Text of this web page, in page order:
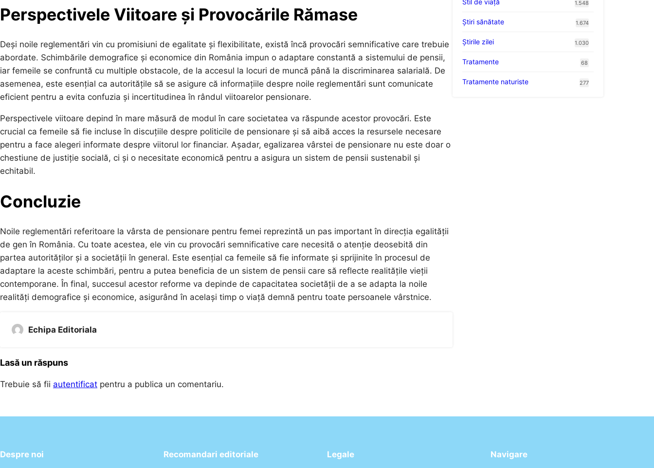
Perspectivele Viitoare și Provocările Rămase
Deși noile reglementări vin cu promisiuni de egalitate și flexibilitate, există încă provocări semnificative care trebuie
abordate. Schimbările demografice și economice din România impun o adaptare constantă a sistemului de pensii,
iar femeile se confruntă cu multiple obstacole, de la accesul la locuri de muncă până la discriminarea salarială. De
asemenea, este esențial ca autoritățile să se asigure că informațiile despre noile reglementări sunt comunicate
eficient pentru a evita confuzia și incertitudinea în rândul viitoarelor pensionare.
Perspectivele viitoare depind în mare măsură de modul în care societatea va răspunde acestor provocări. Este
crucial ca femeile să fie incluse în discuțiile despre politicile de pensionare și să aibă acces la resursele necesare
pentru a face alegeri informate despre viitorul lor financiar. Așadar, egalizarea vârstei de pensionare nu este doar o
chestiune de justiție socială, ci și o necesitate economică pentru a asigura un sistem de pensii sustenabil și
echitabil.
Concluzie
Noile reglementări referitoare la vârsta de pensionare pentru femei reprezintă un pas important în direcția egalității
de gen în România. Cu toate acestea, ele vin cu provocări semnificative care necesită o atenție deosebită din
partea autorităților și a societății în general. Este esențial ca femeile să fie informate și sprijinite în procesul de
adaptare la aceste schimbări, pentru a putea beneficia de un sistem de pensii care să reflecte realitățile vieții
contemporane. În final, succesul acestor reforme va depinde de capacitatea societății de a se adapta la noile
realități demografice și economice, asigurând în același timp o viață demnă pentru toate persoanele vârstnice.
Echipa Editoriala
Lasă un răspuns
Trebuie să fii autentificat pentru a publica un comentariu.
1.548
Ştiri sănătate 1.674
Știrile zilei 1.030
Tratamente 68
Tratamente naturiste 277
Despre noi Recomandari editoriale Legale Navigare